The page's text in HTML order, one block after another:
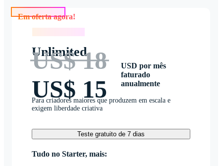
Unlimited
US$ 18
US$ 15
USD por mês
faturado
anualmente
Para criadores maiores que produzem em escala e
exigem liberdade criativa
Teste gratuito de 7 dias
Tudo no Starter, mais: